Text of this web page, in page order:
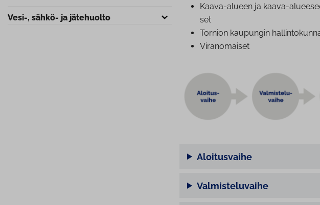
Vesi-, sähkö- ja jätehuolto
Kaava-alueen ja kaava-
set
Tornion kaupungin
Vi­ran­omai­set
Aloitusvaihe
Valmisteluvaihe